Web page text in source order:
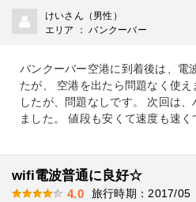
けいさん（男性）
エリア ： バンクーバー
バンクーバー空港に到着後は、電
たが、 空港を出たら問題なく使
したが、問題なしです。 次回は
ました。 値段も安くて速度も速く
wifi電波普通に良好☆
4.0 旅行時期：2017/05